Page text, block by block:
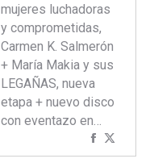
mujeres luchadoras
y comprometidas,
Carmen K. Salmerón
+ María Makia y sus
LEGAÑAS, nueva
etapa + nuevo disco
con eventazo en…
Compartir
concon